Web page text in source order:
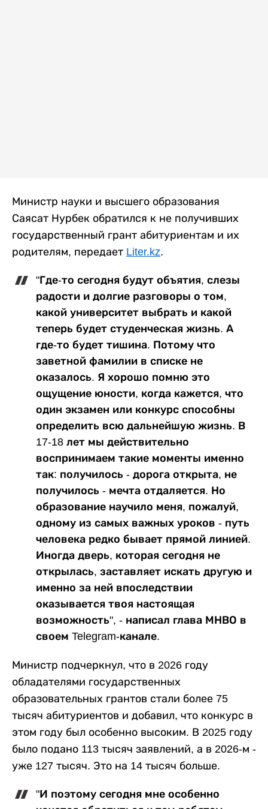
Министр науки и высшего образования
Саясат Нурбек обратился к не получивших
государственный грант абитуриентам и их
родителям, передает Liter.kz.
"Где-то сегодня будут объятия, слезы
радости и долгие разговоры о том,
какой университет выбрать и какой
теперь будет студенческая жизнь. А
где-то будет тишина. Потому что
заветной фамилии в списке не
оказалось. Я хорошо помню это
ощущение юности, когда кажется, что
один экзамен или конкурс способны
определить всю дальнейшую жизнь. В
17-18 лет мы действительно
воспринимаем такие моменты именно
так: получилось - дорога открыта, не
получилось - мечта отдаляется. Но
образование научило меня, пожалуй,
одному из самых важных уроков - путь
человека редко бывает прямой линией.
Иногда дверь, которая сегодня не
открылась, заставляет искать другую и
именно за ней впоследствии
оказывается твоя настоящая
возможность", - написал глава МНВО в
своем Telegram-канале.
Министр подчеркнул, что в 2026 году
обладателями государственных
образовательных грантов стали более 75
тысяч абитуриентов и добавил, что конкурс в
этом году был особенно высоким. В 2025 году
было подано 113 тысяч заявлений, а в 2026-м -
уже 127 тысяч. Это на 14 тысяч больше.
"И поэтому сегодня мне особенно